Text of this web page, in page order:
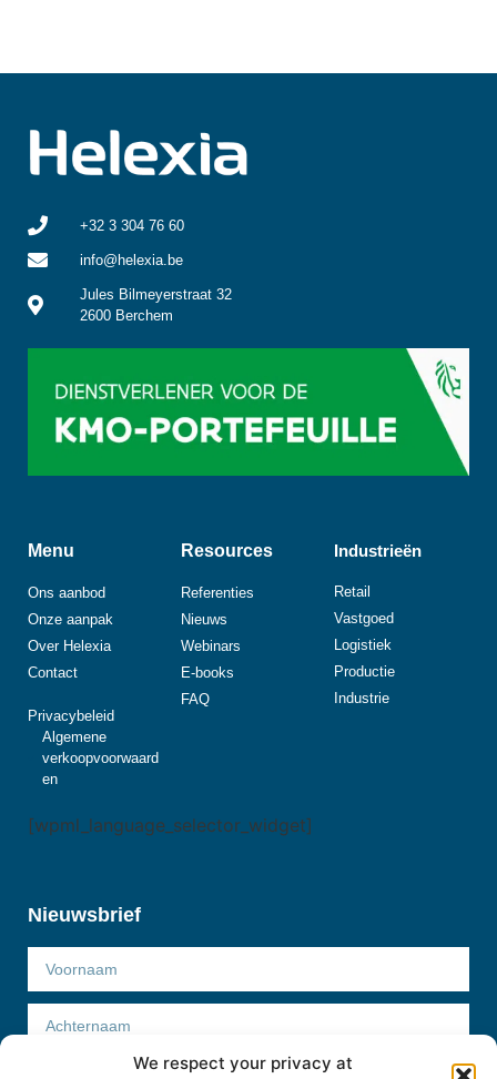
We respect your privacy at
+32 3 304 76 60
info@helexia.be
Jules Bilmeyerstraat 32
2600 Berchem
Menu
Ons aanbod
Onze aanpak
Over Helexia
Contact
Privacybeleid
Algemene
verkoopvoorwaard
en
[wpml_language_selector_widget]
Resources
Referenties
Nieuws
Webinars
E-books
FAQ
Industrieën
Retail
Vastgoed
Logistiek
Productie
Industrie
Nieuwsbrief